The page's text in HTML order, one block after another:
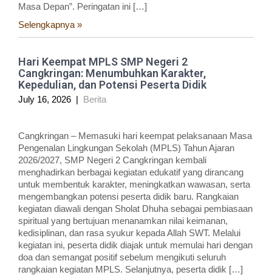
Masa Depan”. Peringatan ini […]
Selengkapnya »
Hari Keempat MPLS SMP Negeri 2
Cangkringan: Menumbuhkan Karakter,
Kepedulian, dan Potensi Peserta Didik
July 16, 2026 | Berita
Cangkringan – Memasuki hari keempat pelaksanaan Masa
Pengenalan Lingkungan Sekolah (MPLS) Tahun Ajaran
2026/2027, SMP Negeri 2 Cangkringan kembali
menghadirkan berbagai kegiatan edukatif yang dirancang
untuk membentuk karakter, meningkatkan wawasan, serta
mengembangkan potensi peserta didik baru. Rangkaian
kegiatan diawali dengan Sholat Dhuha sebagai pembiasaan
spiritual yang bertujuan menanamkan nilai keimanan,
kedisiplinan, dan rasa syukur kepada Allah SWT. Melalui
kegiatan ini, peserta didik diajak untuk memulai hari dengan
doa dan semangat positif sebelum mengikuti seluruh
rangkaian kegiatan MPLS. Selanjutnya, peserta didik […]